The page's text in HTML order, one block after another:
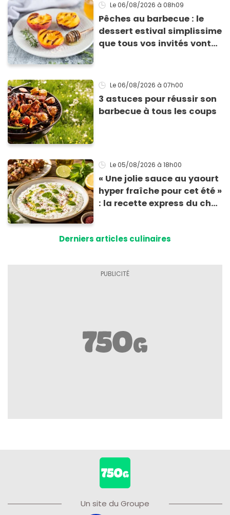
Le 06/08/2026 à 08h09
Pêches au barbecue : le
dessert estival simplissime
que tous vos invités vont
Le 06/08/2026 à 07h00
3 astuces pour réussir son
barbecue à tous les coups
Le 05/08/2026 à 18h00
« Une jolie sauce au yaourt
hyper fraîche pour cet été »
: la recette express du chef
grillades
Derniers articles culinaires
Un site du Groupe